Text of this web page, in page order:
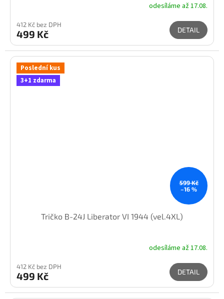
odesíláme až 17.08.
412 Kč bez DPH
499 Kč DETAIL
Poslední kus
3+1 zdarma
599 Kč
–16 %
Tričko B-24J Liberator VI 1944 (vel.4XL)
odesíláme až 17.08.
412 Kč bez DPH
499 Kč DETAIL